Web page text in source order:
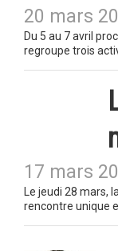
20 mars
Du 5 au 7 avril
regroupe trois
17 mars
Le jeudi 28 mars,
rencontre unique